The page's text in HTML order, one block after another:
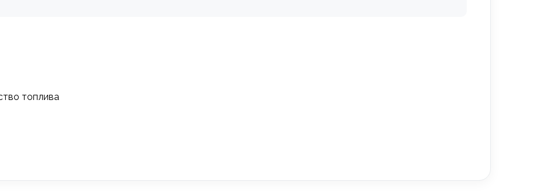
топлива